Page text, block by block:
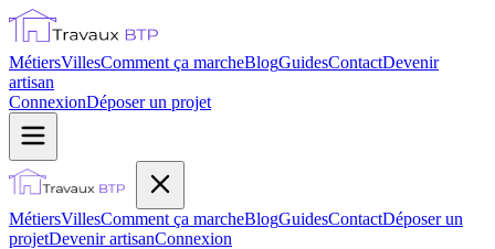
MétiersVillesComment ça marcheBlogGuidesContactDevenir
artisan
ConnexionDéposer un projet
MétiersVillesComment ça marcheBlogGuidesContactDéposer un
projetDevenir artisanConnexion